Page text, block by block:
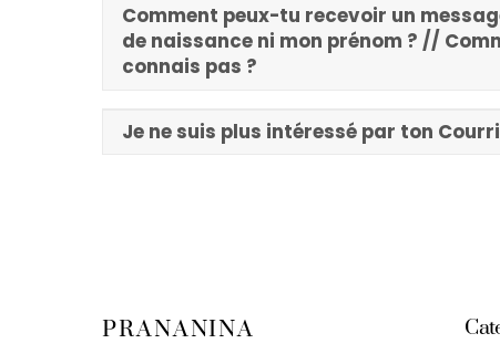
Comment peux-tu recevoir un
de naissance ni mon prénom ? //
connais pas ?
Je ne suis plus intéressé par ton
PRANANINA